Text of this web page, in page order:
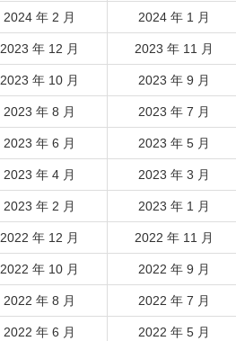
2024 年 2 月 2024 年 1 月
2023 年 12 月 2023 年 11 月
2023 年 10 月 2023 年 9 月
2023 年 8 月 2023 年 7 月
2023 年 6 月 2023 年 5 月
2023 年 4 月 2023 年 3 月
2023 年 2 月 2023 年 1 月
2022 年 12 月 2022 年 11 月
2022 年 10 月 2022 年 9 月
2022 年 8 月 2022 年 7 月
2022 年 6 月 2022 年 5 月